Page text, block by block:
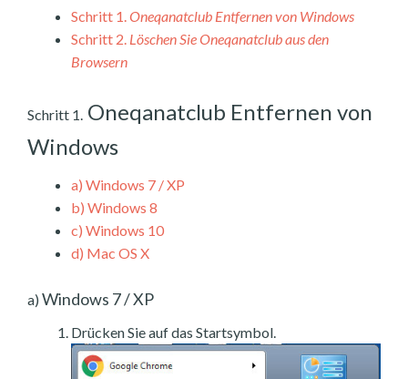
Schritt 1.Oneqanatclub Entfernen von Windows
Schritt 2. Löschen Sie Oneqanatclub aus den
Browsern
Schritt 1. Oneqanatclub Entfernen von
Windows
a) Windows 7 / XP
b) Windows 8
c) Windows 10
d) Mac OS X
a) Windows 7 / XP
Drücken Sie auf das Startsymbol.